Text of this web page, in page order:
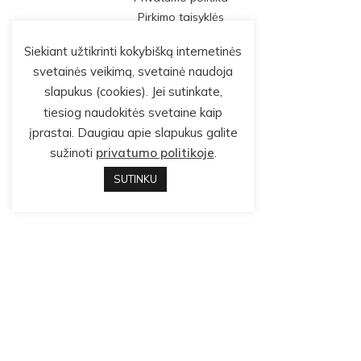
Pirkimo taisyklės
Siekiant užtikrinti kokybišką internetinės
svetainės veikimą, svetainė naudoja
slapukus (cookies). Jei sutinkate,
tiesiog naudokitės svetaine kaip
įprastai. Daugiau apie slapukus galite
sužinoti privatumo politikoje.
SUTINKU